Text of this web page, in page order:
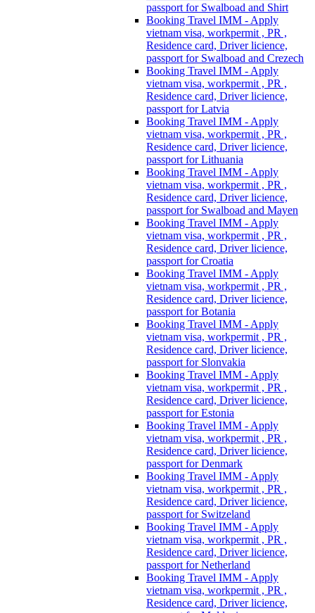
passport for Swalboad and Shirt
Booking Travel IMM - Apply
vietnam visa, workpermit , PR ,
Residence card, Driver licience,
passport for Swalboad and Crezech
Booking Travel IMM - Apply
vietnam visa, workpermit , PR ,
Residence card, Driver licience,
passport for Latvia
Booking Travel IMM - Apply
vietnam visa, workpermit , PR ,
Residence card, Driver licience,
passport for Lithuania
Booking Travel IMM - Apply
vietnam visa, workpermit , PR ,
Residence card, Driver licience,
passport for Swalboad and Mayen
Booking Travel IMM - Apply
vietnam visa, workpermit , PR ,
Residence card, Driver licience,
passport for Croatia
Booking Travel IMM - Apply
vietnam visa, workpermit , PR ,
Residence card, Driver licience,
passport for Botania
Booking Travel IMM - Apply
vietnam visa, workpermit , PR ,
Residence card, Driver licience,
passport for Slonvakia
Booking Travel IMM - Apply
vietnam visa, workpermit , PR ,
Residence card, Driver licience,
passport for Estonia
Booking Travel IMM - Apply
vietnam visa, workpermit , PR ,
Residence card, Driver licience,
passport for Denmark
Booking Travel IMM - Apply
vietnam visa, workpermit , PR ,
Residence card, Driver licience,
passport for Switzeland
Booking Travel IMM - Apply
vietnam visa, workpermit , PR ,
Residence card, Driver licience,
passport for Netherland
Booking Travel IMM - Apply
vietnam visa, workpermit , PR ,
Residence card, Driver licience,